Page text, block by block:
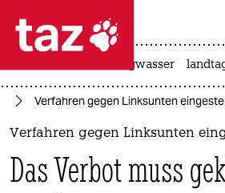
 taz zahl ich
taz zahl ich
politik
niedrigwasser
Verfahren gegen Linksunten
Verfahren gegen Linksunten
Das Verbot muss